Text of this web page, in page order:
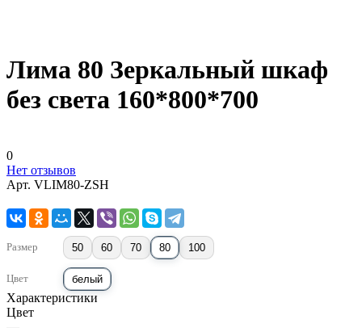
Лима 80 Зеркальный шкаф
без света 160*800*700
0
Нет отзывов
Арт. VLIM80-ZSH
Размер 50 60 70 80 100
Цвет белый
Характеристики
Цвет